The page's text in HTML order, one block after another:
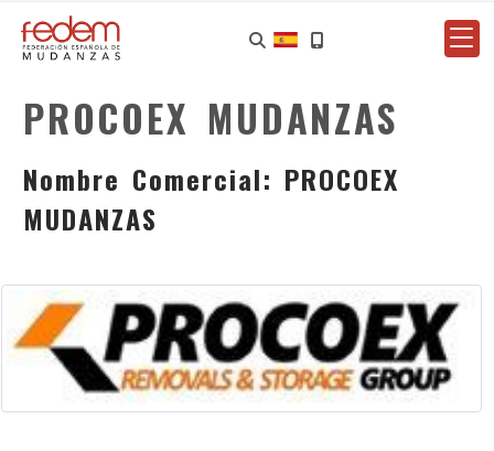
PROCOEX MUDANZAS
Nombre Comercial: PROCOEX
MUDANZAS